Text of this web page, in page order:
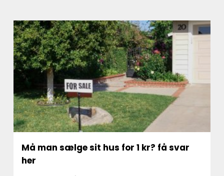
Må man sælge sit hus for 1 kr? få svar
her